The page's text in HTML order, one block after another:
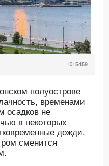
5459
полуострове
временами
осадков не
в некоторых
дожди.
сменится